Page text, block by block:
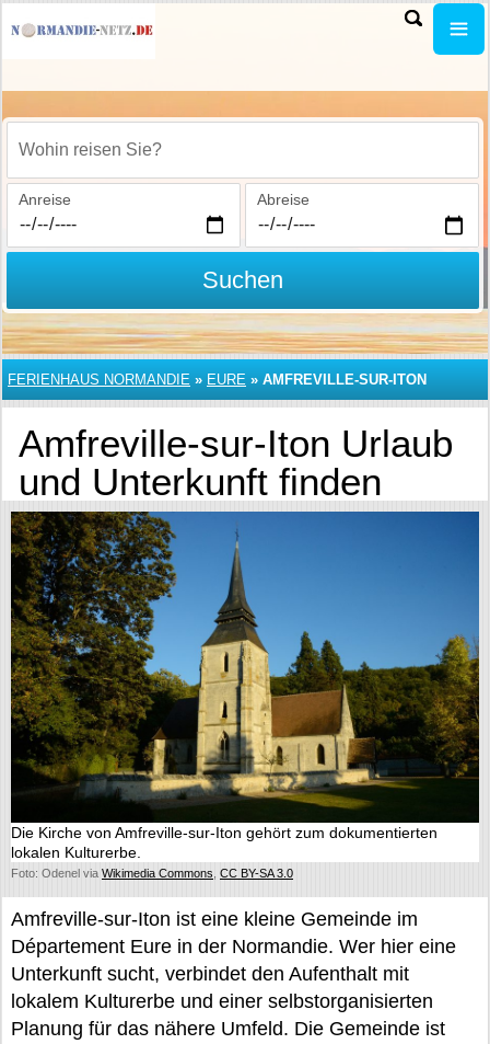
Wohin reisen Sie?
Anreise Abreise
Suchen
FERIENHAUS NORMANDIE » EURE » AMFREVILLE-SUR-ITON
Amfreville-sur-Iton Urlaub
und Unterkunft finden
Die Kirche von Amfreville-sur-Iton gehört zum dokumentierten
lokalen Kulturerbe.
Foto: Odenel via Wikimedia Commons CC BY-SA 3.0
Amfreville-sur-Iton ist eine kleine Gemeinde im
Département Eure in der Normandie. Wer hier eine
Unterkunft sucht, verbindet den Aufenthalt mit
lokalem Kulturerbe und einer selbstorganisierten
Planung für das nähere Umfeld. Die Gemeinde ist